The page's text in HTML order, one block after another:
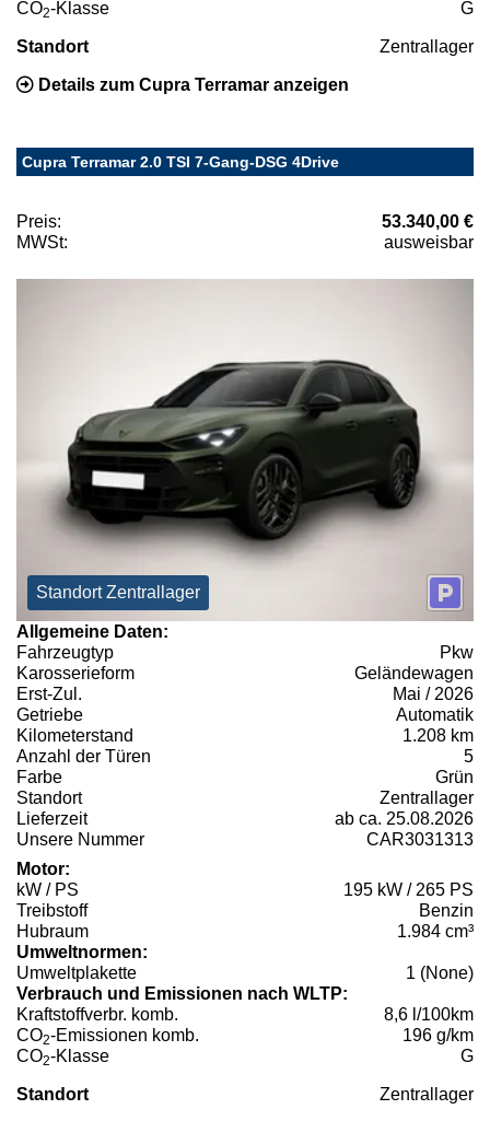
CO2-Klasse G
Standort Zentrallager
Details zum Cupra Terramar anzeigen
Cupra Terramar 2.0 TSI 7-Gang-DSG 4Drive
Preis:
53.340,00 €
MWSt:
ausweisbar
Standort Zentrallager
Allgemeine Daten:
Fahrzeugtyp
Pkw
Karosserieform
Geländewagen
Erst-Zul.
Mai / 2026
Getriebe
Automatik
Kilometerstand
1.208 km
Anzahl der Türen
5
Farbe
Grün
Standort
Zentrallager
Lieferzeit
ab ca. 25.08.2026
Unsere Nummer
CAR3031313
Motor:
kW / PS
195 kW / 265 PS
Treibstoff
Benzin
Hubraum
1.984 cm³
Umweltnormen:
Umweltplakette
1 (None)
Verbrauch und Emissionen nach WLTP:
Kraftstoffverbr. komb.
8,6 l/100km
CO2-Emissionen komb.
196 g/km
CO2-Klasse G
Standort Zentrallager